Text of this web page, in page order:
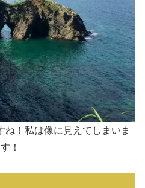
ね！私は像に見えてしまいま
す！